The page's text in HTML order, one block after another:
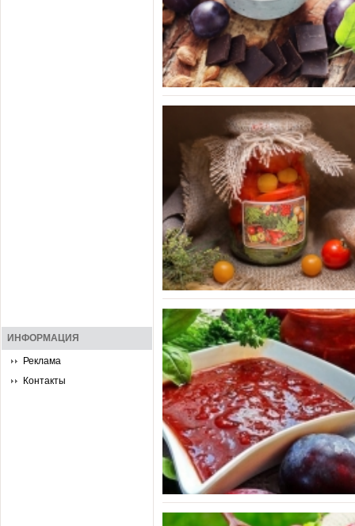
ИНФОРМАЦИЯ
Реклама
Контакты